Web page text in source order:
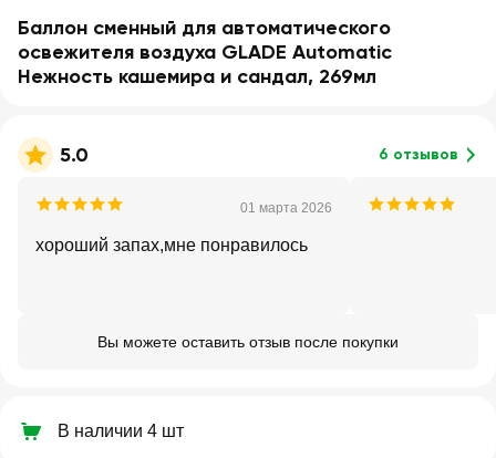
Баллон сменный для автоматического
освежителя воздуха GLADE Automatic
Нежность кашемира и сандал, 269мл
5.0 6 отзывов
01 марта 2026
хороший запах,мне понравилось
Вы можете оставить отзыв после покупки
В наличии 4 шт